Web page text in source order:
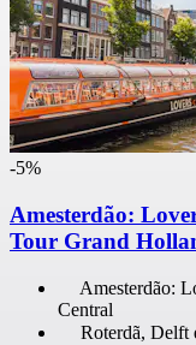
-5%
Amesterdão:
Tour Grand
Amesterdão:
Central
Roterdã, Delft